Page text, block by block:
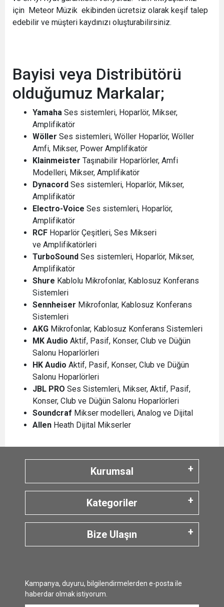
için Meteor Müzik ekibinden ücretsiz olarak keşif talep
edebilir ve müşteri kaydınızı oluşturabilirsiniz.
Bayisi veya Distribütörü
olduğumuz Markalar;
Yamaha Ses sistemleri, Hoparlör, Mikser,
Amplifikatör
Wöller Ses sistemleri, Wöller Hoparlör, Wöller
Amfi, Mikser, Power Amplifikatör
Klainmeister Taşınabilir Hoparlörler, Amfi
Modelleri, Mikser, Amplifikatör
Dynacord Ses sistemleri, Hoparlör, Mikser,
Amplifikatör
Electro-Voice Ses sistemleri, Hoparlör,
Amplifikatör
RCF Hoparlör Çeşitleri, Ses Mikseri
ve Amplifikatörleri
TurboSound Ses sistemleri, Hoparlör, Mikser,
Amplifikatör
Shure Kablolu Mikrofonlar, Kablosuz Konferans
Sistemleri
Sennheiser Mikrofonlar, Kablosuz Konferans
Sistemleri
AKG Mikrofonlar, Kablosuz Konferans Sistemleri
MK Audio Aktif, Pasif, Konser, Club ve Düğün
Salonu Hoparlörleri
HK Audio Aktif, Pasif, Konser, Club ve Düğün
Salonu Hoparlörleri
JBL PRO Ses Sistemleri, Mikser, Aktif, Pasif,
Konser, Club ve Düğün Salonu Hoparlörleri
Soundcraf Mikser modelleri, Analog ve Dijital
Allen Heath Dijital Mikserler
Kurumsal
Kategoriler
Bize Ulaşın
Kampanya, duyuru, bilgilendirmelerden e-posta ile
haberdar olmak istiyorum.